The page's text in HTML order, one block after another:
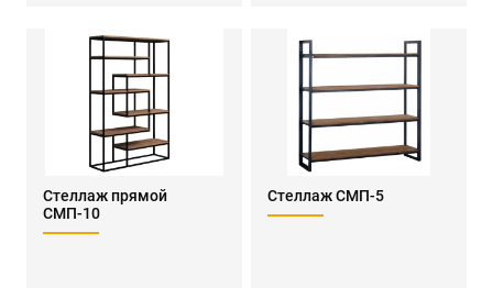
Стеллаж прямой
СМП-10
Стеллаж СМП-5